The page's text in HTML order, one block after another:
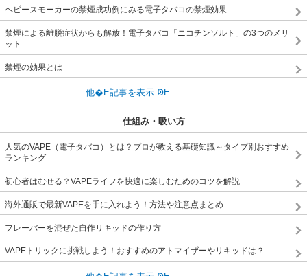
ヘビースモーカーの禁煙成功例にみる電子タバコの禁煙効果
禁煙による離脱症状からも解放！電子タバコ「ニコチンソルト」の3つのメリ
ット
禁煙の効果とは
仕組み・吸い方
人気のVAPE（電子タバコ）とは？プロが教える基礎知識～タイプ別おすすめ
ランキング
初心者はむせる？VAPEライフを快適に楽しむためのコツを解説
海外通販で最新VAPEを手に入れよう！方法や注意点まとめ
フレーバーを混ぜた自作リキッドの作り方
VAPEトリックに挑戦しよう！おすすめのアトマイザーやリキッドは？